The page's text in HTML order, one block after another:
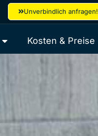
Unverbindlich anfragen!
Kosten & Preise